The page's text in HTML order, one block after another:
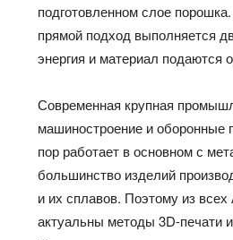
подготовленном слое
прямой подход выполняется
энергия и материал подаются
Современная крупная
машиностроение и оборонные
пор работает в основном с
большинство изделий
и их сплавов. Поэтому из
актуальны методы 3D-печати